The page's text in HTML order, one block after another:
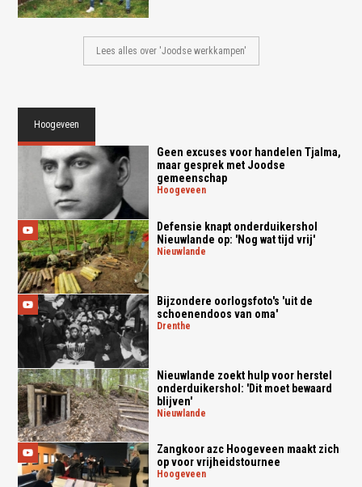
Lees alles over 'Joodse werkkampen'
Hoogeveen
Geen excuses voor handelen Tjalma,
maar gesprek met Joodse
gemeenschap
hoogeveen
Defensie knapt onderduikershol
Nieuwlande op: 'Nog wat tijd vrij'
nieuwlande
Bijzondere oorlogsfoto's 'uit de
schoenendoos van oma'
drenthe
Nieuwlande zoekt hulp voor herstel
onderduikershol: 'Dit moet bewaard
blijven'
nieuwlande
Zangkoor azc Hoogeveen maakt zich
op voor vrijheidstournee
hoogeveen